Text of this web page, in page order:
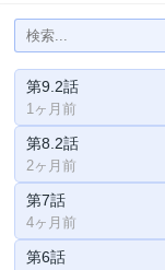
第9.2話
1ヶ月前
第8.2話
2ヶ月前
第7話
4ヶ月前
第6話